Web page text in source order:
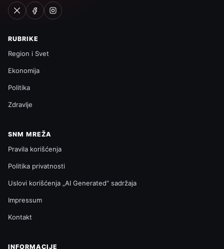
RUBRIKE
Region i Svet
Ekonomija
Politika
Zdravlje
SNM MREŽA
Pravila korišćenja
Politika privatnosti
Uslovi korišćenja „AI Generated“ sadržaja
Impressum
Kontakt
INFORMACIJE